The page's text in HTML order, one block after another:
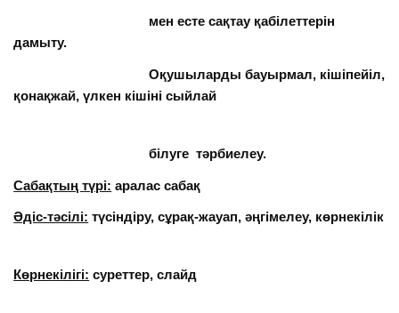
мен есте сақтау қабілеттерін
дамыту.
Оқушыларды бауырмал, кішіпейіл,
қонақжай, үлкен кішіні сыйлай
білуге тәрбиелеу.
Сабақтың түрі: аралас сабақ
Әдіс-тәсілі: түсіндіру, сұрақ-жауап, әңгімелеу, көрнекілік
Көрнекілігі: суреттер, слайд